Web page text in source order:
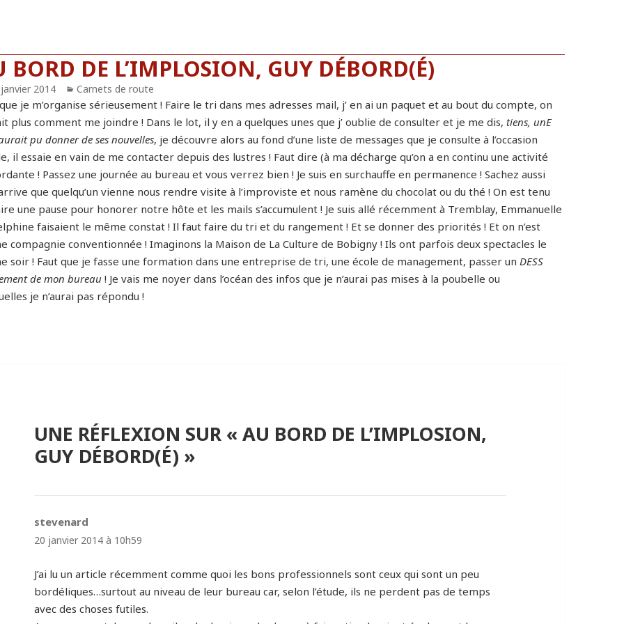
BORD DE L’IMPLOSION, GUY DÉBORD(É)
2014 Catégories
Carnets de route
je m’organise sérieusement ! Faire le tri dans mes adresses mail, j’ en ai un paquet et au bout du compte, on
plus comment me joindre ! Dans le lot, il y en a quelques unes que j’ oublie de consulter et je me dis, tiens, unE
pu donner de ses nouvelles, je découvre alors au fond d’une liste de messages que je consulte à l’occasion
il essaie en vain de me contacter depuis des lustres ! Faut dire (à ma décharge qu’on a en continu une activité
! Passez une journée au bureau et vous verrez bien ! Je suis en surchauffe en permanence ! Sachez aussi
que quelqu’un vienne nous rendre visite à l’improviste et nous ramène du chocolat ou du thé ! On est tenu
une pause pour honorer notre hôte et les mails s’accumulent ! Je suis allé récemment à Tremblay, Emmanuelle
faisaient le même constat ! Il faut faire du tri et du rangement ! Et se donner des priorités ! Et on n’est
compagnie conventionnée ! Imaginons la Maison de La Culture de Bobigny ! Ils ont parfois deux spectacles le
soir ! Faut que je fasse une formation dans une entreprise de tri, une école de management, passer un DESS
de mon bureau ! Je vais me noyer dans l’océan des infos que je n’aurai pas mises à la poubelle ou
je n’aurai pas répondu !
UNE RÉFLEXION SUR « AU BORD DE L’IMPLOSION,
GUY DÉBORD(É) »
stevenard
20 janvier 2014 à 10h59
J’ai lu un article récemment comme quoi les bons professionnels sont ceux qui sont un peu
bordéliques…surtout au niveau de leur bureau car, selon l’étude, ils ne perdent pas de temps
avec des choses futiles.